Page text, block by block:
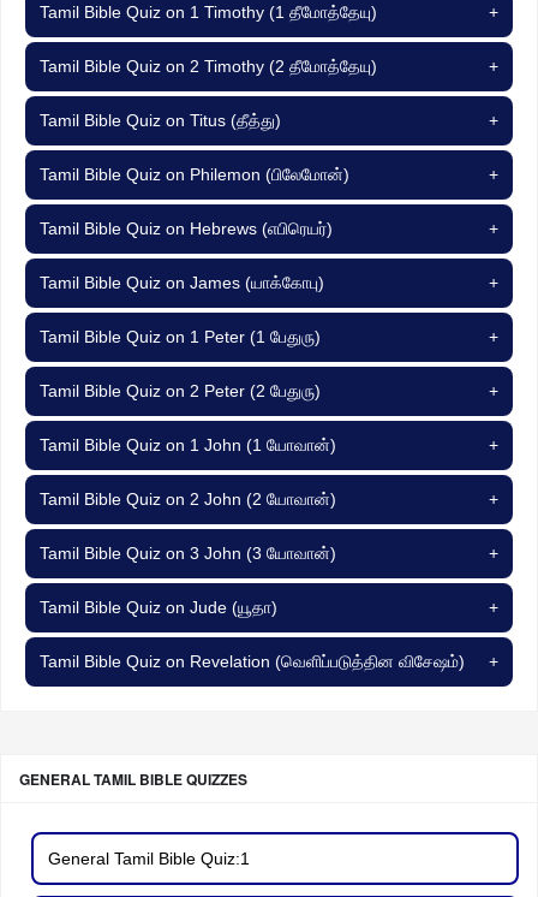
Tamil Bible Quiz on 1 Timothy (1 தீமோத்தேயு) +
Tamil Bible Quiz on 2 Timothy (2 தீமோத்தேயு) +
Tamil Bible Quiz on Titus (தீத்து) +
Tamil Bible Quiz on Philemon (பிலேமோன்) +
Tamil Bible Quiz on Hebrews (எபிரெயர்) +
Tamil Bible Quiz on James (யாக்கோபு) +
Tamil Bible Quiz on 1 Peter (1 பேதுரு) +
Tamil Bible Quiz on 2 Peter (2 பேதுரு) +
Tamil Bible Quiz on 1 John (1 யோவான்) +
Tamil Bible Quiz on 2 John (2 யோவான்) +
Tamil Bible Quiz on 3 John (3 யோவான்) +
Tamil Bible Quiz on Jude (யூதா) +
Tamil Bible Quiz on Revelation (வெளிப்படுத்தின விசேஷம்) +
GENERAL TAMIL BIBLE QUIZZES
General Tamil Bible Quiz:1